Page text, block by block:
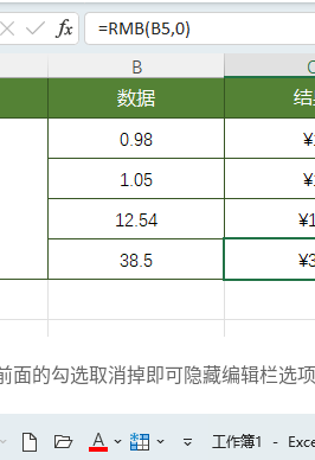
面的勾选取消掉即可隐藏编辑栏选